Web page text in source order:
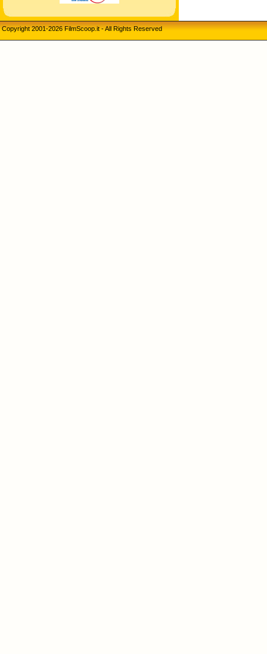
Copyright 2001-2026 FilmScoop.it - All Rights Reserved